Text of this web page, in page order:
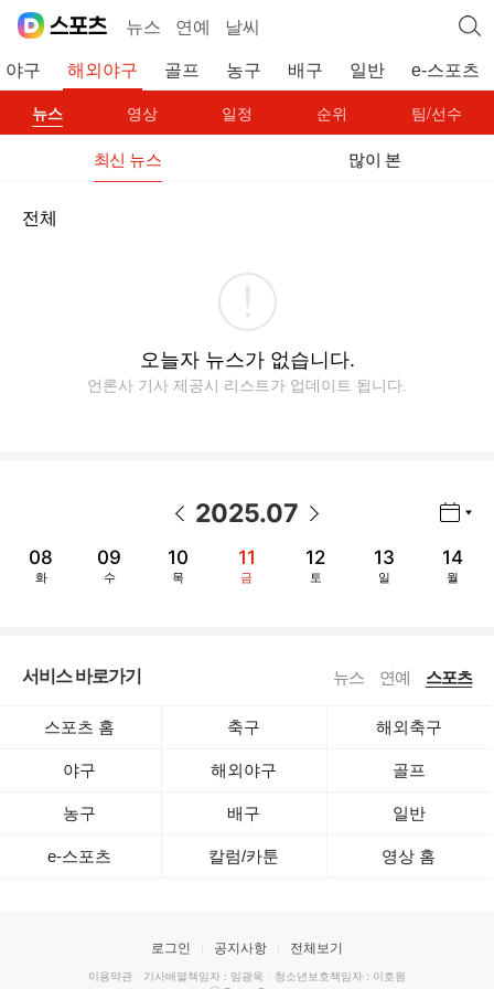
뉴스 연예 날씨
야구 해외야구 골프 농구 배구 일반 e-스포츠
뉴스 영상 일정 순위 팀/선수
최신 뉴스 많이 본
전체
오늘자 뉴스가 없습니다.
언론사 기사 제공시 리스트가 업데이트 됩니다.
2025.07
08
화
09
수
10
목
11
금
12
토
13
일
14
월
서비스 바로가기 뉴스 연예 스포츠
스포츠 홈 축구 해외축구
야구 해외야구 골프
농구 배구 일반
e-스포츠 칼럼/카툰 영상 홈
로그인 공지사항 전체보기
이용약관 · 기사배열책임자 : 임광욱 · 청소년보호책임자 : 이호원